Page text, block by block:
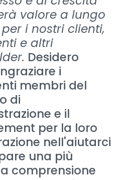
valore a lungo
i nostri clienti,
e altri
Desidero
i
membri del
di
e il
per la loro
nell'aiutarci
una più
comprensione